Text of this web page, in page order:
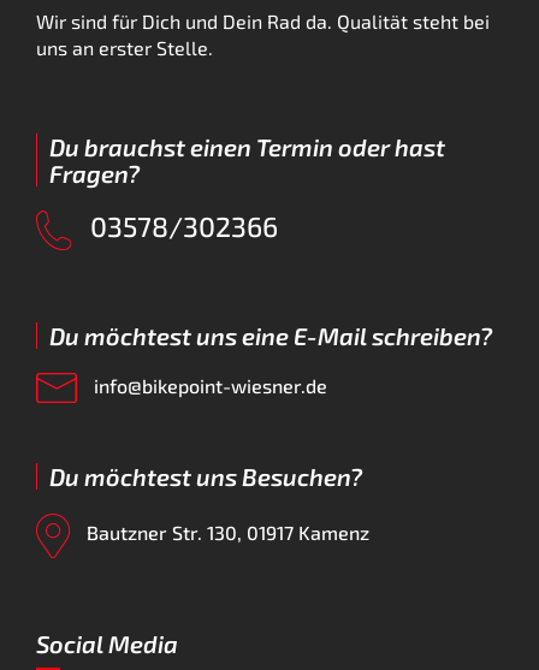
Wir sind für Dich und Dein Rad da. Qualität steht bei
uns an erster Stelle.
Du brauchst einen Termin oder hast
Fragen?
03578/302366
Du möchtest uns eine E-Mail schreiben?
info@bikepoint-wiesner.de
Du möchtest uns Besuchen?
Bautzner Str. 130, 01917 Kamenz
Social Media